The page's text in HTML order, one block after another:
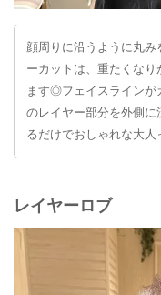
顔周りに沿うように丸
ーカットは、重たくな
ます◎フェイスラインが
のレイヤー部分を外側に
るだけでおしゃれな大
レイヤーロブ